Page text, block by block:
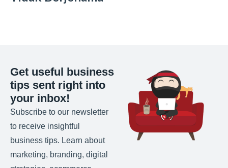
Get useful business
tips sent right into
your inbox!
Subscribe to our newsletter
to receive insightful
business tips. Learn about
marketing, branding, digital